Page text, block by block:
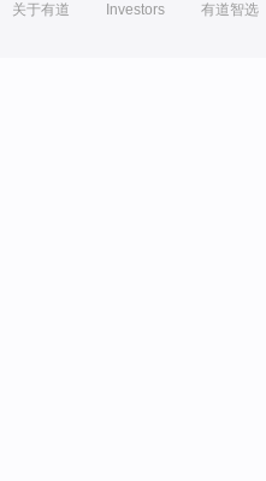
关于有道 Investors 有道智选